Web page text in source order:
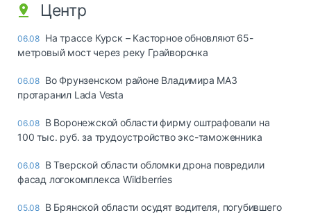
Центр
06.08 На трассе Курск – Касторное обновляют 65-
метровый мост через реку Грайворонка
06.08 Во Фрунзенском районе Владимира МАЗ
протаранил Lada Vesta
06.08 В Воронежской области фирму оштрафовали на
100 тыс. руб. за трудоустройство экс-таможенника
06.08 В Тверской области обломки дрона повредили
фасад логокомплекса Wildberries
05.08 В Брянской области осудят водителя, погубившего